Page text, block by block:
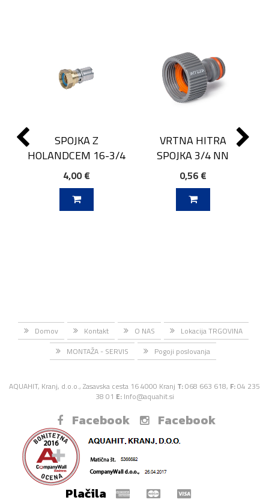
SPOJKA Z
HOLANDCEM 16-3/4
4,00 €
VRTNA HITRA
SPOJKA 3/4 NN
0,56 €
Domov Kontakt O NAS
Lokacija TRGOVINA
MONTAŽA - SERVIS
Pogoji poslovanja
AQUAHIT, Kranj, d.o.o., Zasavska cesta 16 4000 Kranj T:068 663 618, F:04 235
38 01 E: Info@aquahit.si
Facebook Facebook
Plačila